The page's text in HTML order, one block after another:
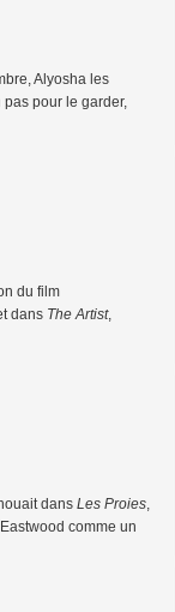
Alyosha les
pour le garder,
du film
dans The Artist,
dans Les Proies,
comme un